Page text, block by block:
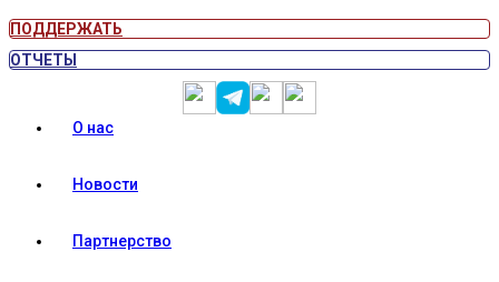
ПОДДЕРЖАТЬ
ОТЧЕТЫ
О нас
Новости
Партнерство